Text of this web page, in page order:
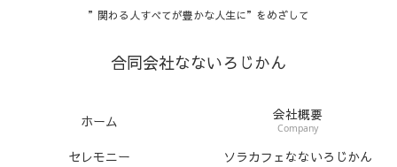
”関わる人すべてが豊かな人生に”をめざして
合同会社なないろじかん
ホーム 会社概要
Company
セレモニー
ソラカフェなないろじかん